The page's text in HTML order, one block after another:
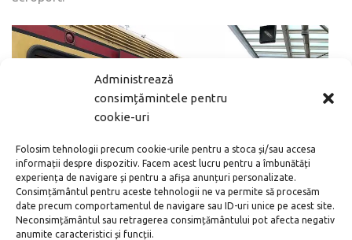
Administrează
consimțămintele pentru
cookie-uri
Folosim tehnologii precum cookie-urile pentru a stoca și/sau accesa
informații despre dispozitiv. Facem acest lucru pentru a îmbunătăți
experiența de navigare și pentru a afișa anunțuri personalizate.
Consimțământul pentru aceste tehnologii ne va permite să procesăm
date precum comportamentul de navigare sau ID-uri unice pe acest site.
Neconsimțământul sau retragerea consimțământului pot afecta negativ
anumite caracteristici și funcții.